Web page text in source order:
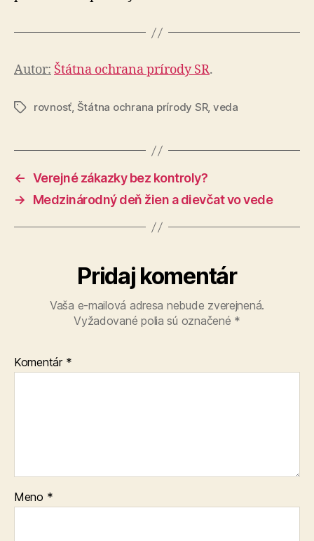
Autor: Štátna ochrana prírody SR.
Značkyrovnosť, Štátna ochrana prírody SR, veda
← Verejné zákazky bez kontroly?
→
Medzinárodný deň žien a dievčat vo vede
Pridaj komentár
Vaša e-mailová adresa nebude zverejnená.
Vyžadované polia sú označené *
Komentár *
Meno *